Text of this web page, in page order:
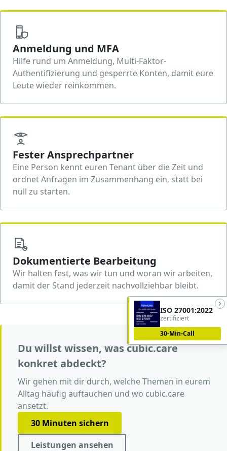
Anmeldung und MFA
Hilfe rund um Anmeldung, Multi-Faktor-
Authentifizierung und gesperrte Konten, damit eure
Leute wieder reinkommen.
Fester Ansprechpartner
Eine Person kennt euren Tenant über die Zeit und
ordnet Anfragen im Zusammenhang ein, statt bei
null zu starten.
Dokumentierte Bearbeitung
Wir halten fest, was wir tun und woran wir arbeiten,
damit der Stand jederzeit nachvollziehbar bleibt.
Du willst wissen, was cubic.care
konkret abdeckt?
Wir gehen mit dir durch, welche Themen in eurem
Alltag häufig auftauchen und wo cubic.care
ansetzt.
30 Minuten sichern
Leistungen ansehen
ISO 27001:2022
zertifiziert
30-Min-Call